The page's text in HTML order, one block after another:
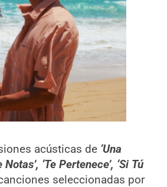
acústicas de ‘Una
‘Te Pertenece’, ‘Si Tú
seleccionadas por